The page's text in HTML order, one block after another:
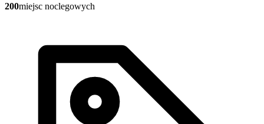
200miejsc noclegowych